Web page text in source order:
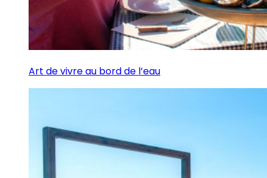
Art de vivre au bord de l’eau